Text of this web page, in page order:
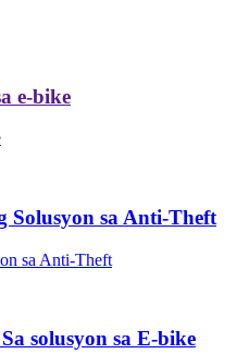
e-bike
Solusyon sa Anti-Theft
sa Anti-Theft
solusyon sa E-bike